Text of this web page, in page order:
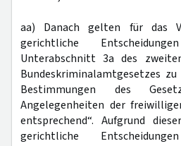
aa) Danach gelten für das
gerichtliche
Unterabschnitt 3a des
Bundeskriminalamtgesetzes
Bestimmungen des
Angelegenheiten der
entsprechend“. Aufgrund
gerichtliche